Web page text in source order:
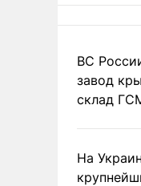
ВС
завод
склад
На